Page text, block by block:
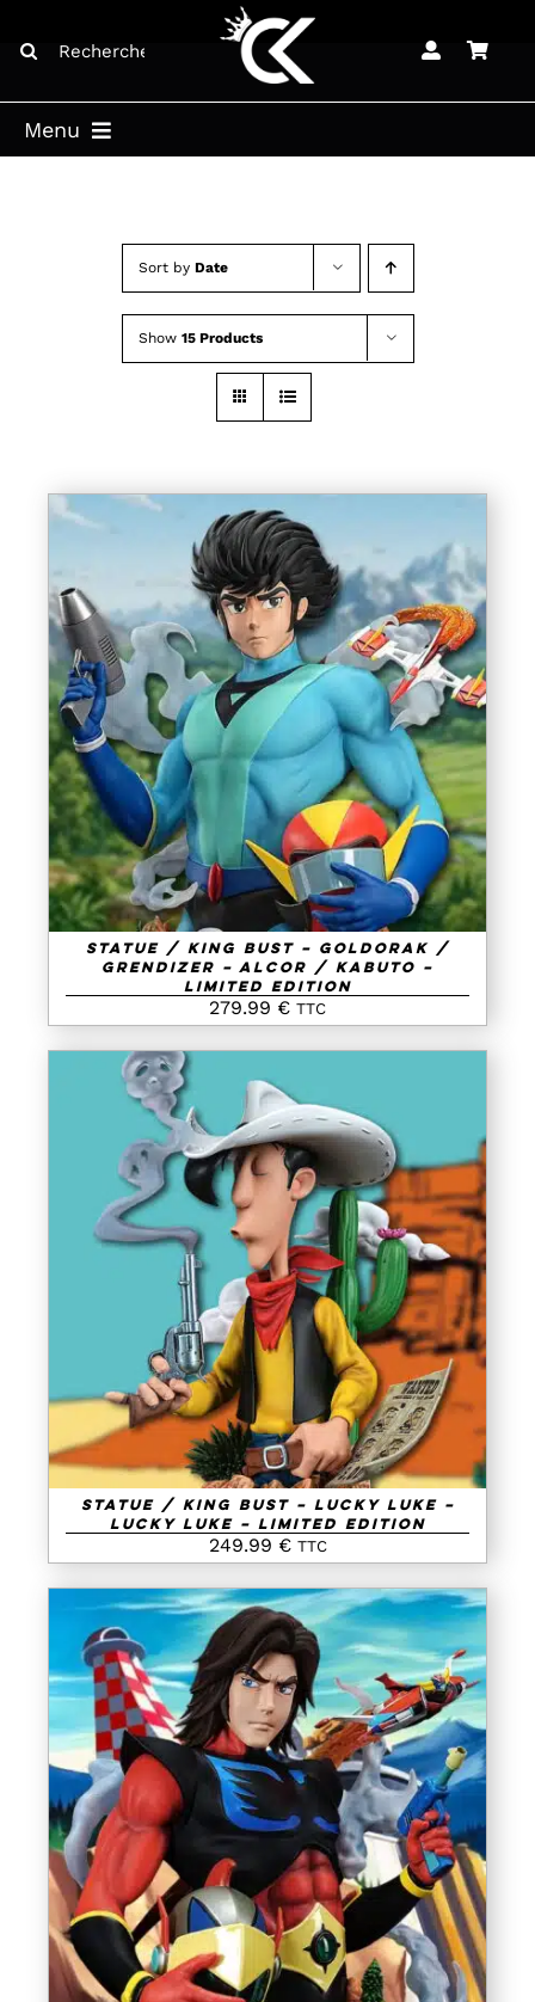
content
for:
Menu
Sort by Date
Show 15 Products
AJOUTER AU PANIER
DETAILS
Statue / King Bust – Goldorak /
Grendizer – Alcor / Kabuto –
Limited Edition
279.99 € TTC
AJOUTER AU PANIER
/
Statue / King Bust – Lucky Luke –
Lucky Luke – Limited Edition
249.99 € TTC
AJOUTER AU PANIER
DETAILS